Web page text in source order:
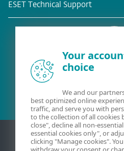
ESET Technical Support
Client
Your
choice
We and our
best optimized online
traffic, and serve you with
to the collection of all cookies
close", decline all non-
essential cookies only", or
clicking "Manage cookies".